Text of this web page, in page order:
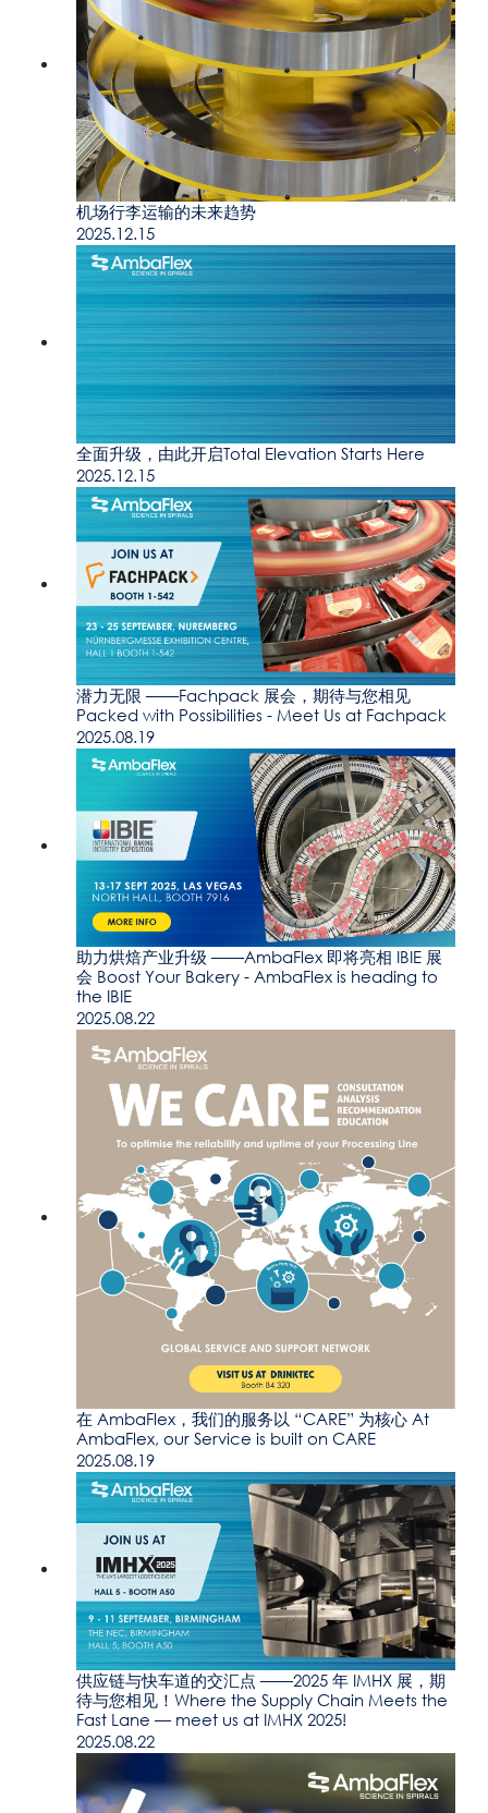
机场行李运输的未来趋势
2025.12.15
全面升级，由此开启Total Elevation Starts Here
2025.12.15
潜力无限 ——Fachpack 展会，期待与您相见
Packed with Possibilities - Meet Us at Fachpack
2025.08.19
助力烘焙产业升级 ——AmbaFlex 即将亮相 IBIE 展
会 Boost Your Bakery - AmbaFlex is heading to
the IBIE
2025.08.22
在 AmbaFlex，我们的服务以 “CARE” 为核心 At
AmbaFlex, our Service is built on CARE
2025.08.19
供应链与快车道的交汇点 ——2025 年 IMHX 展，期
待与您相见！Where the Supply Chain Meets the
Fast Lane — meet us at IMHX 2025!
2025.08.22